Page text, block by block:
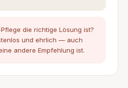
die richtige Lösung ist?
und ehrlich — auch
andere Empfehlung ist.